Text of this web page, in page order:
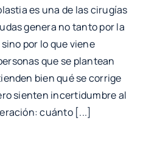
es una de las cirugías
genera no tanto por la
por lo que viene
que se plantean
bien qué se corrige
sienten incertidumbre al
cuánto [...]